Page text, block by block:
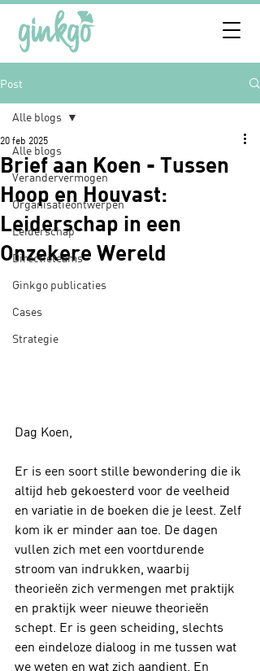
Post
Alle blogs
Verandervermogen
Organisatieontwerpen
Leiderschap
Directieteams
Ginkgo publicaties
Cases
Strategie
Alle blogs
Brief aan Koen - Tussen
Hoop en Houvast:
Leiderschap in een
Onzekere Wereld
20 feb 2025
Dag Koen,
Er is een soort stille bewondering die ik
altijd heb gekoesterd voor de veelheid
en variatie in de boeken die je leest. Zelf
kom ik er minder aan toe. De dagen
vullen zich met een voortdurende
stroom van indrukken, waarbij
theorieën zich vermengen met praktijk
en praktijk weer nieuwe theorieën
schept. Er is geen scheiding, slechts
een eindeloze dialoog in me tussen wat
we weten en wat zich aandient. En